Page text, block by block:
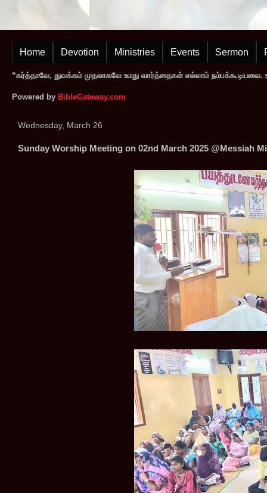
Home Devotion Ministries Events Sermon
“கர்த்தாவே, துவக்கம் முதலாகவே உமது வார்த்தைகள் எல்லாம் நம்பக்கூடியவை.
Powered by BibleGateway.com
Wednesday, March 26
Sunday Worship Meeting on 02nd March 2025 @Messiah